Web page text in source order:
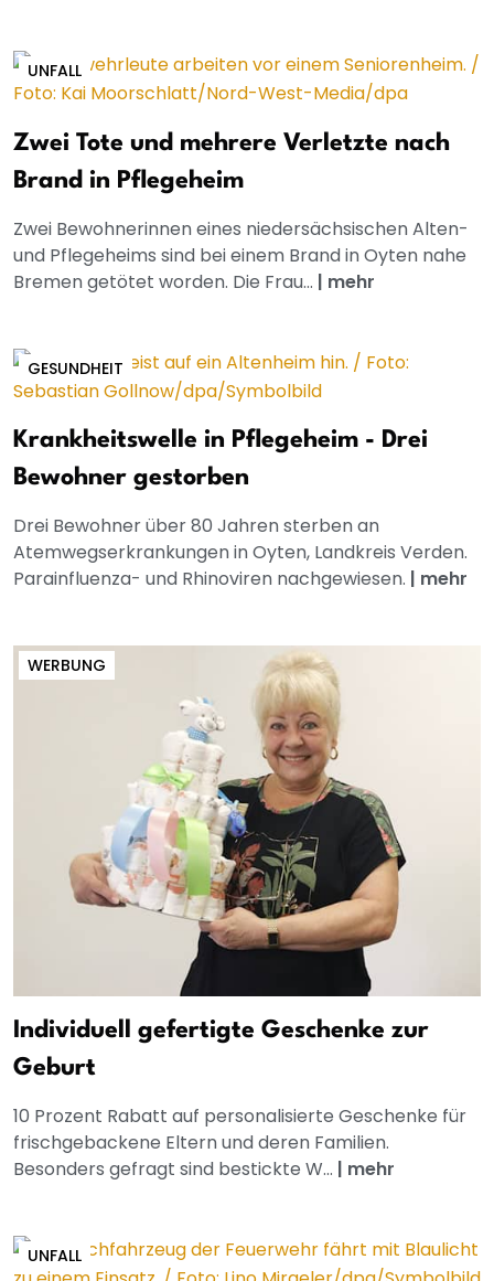
UNFALL
Zwei Tote und mehrere Verletzte nach
Brand in Pflegeheim
Zwei Bewohnerinnen eines niedersächsischen Alten-
und Pflegeheims sind bei einem Brand in Oyten nahe
Bremen getötet worden. Die Frau... | mehr
GESUNDHEIT
Krankheitswelle in Pflegeheim - Drei
Bewohner gestorben
Drei Bewohner über 80 Jahren sterben an
Atemwegserkrankungen in Oyten, Landkreis Verden.
Parainfluenza- und Rhinoviren nachgewiesen. | mehr
WERBUNG
Individuell gefertigte Geschenke zur
Geburt
10 Prozent Rabatt auf personalisierte Geschenke für
frischgebackene Eltern und deren Familien.
Besonders gefragt sind bestickte W... | mehr
UNFALL